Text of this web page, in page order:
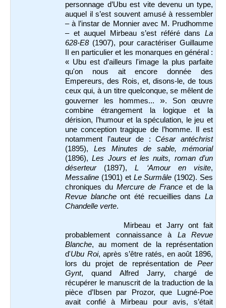
personnage d’Ubu est vite devenu un type,
auquel il s’est souvent amusé à ressembler
– à l’instar de Monnier avec M. Prudhomme
– et auquel Mirbeau s’est référé dans La
628-E8(1907), pour caractériser Guillaume
II en particulier et les monarques en général :
« Ubu est d’ailleurs l'image la plus parfaite
qu'on nous ait encore donnée des
Empereurs, des Rois, et, disons-le, de tous
ceux qui, à un titre quelconque, se mêlent de
gouverner les hommes...
». Son œuvre
combine étrangement la logique et la
dérision, l’humour et la spéculation, le jeu et
une conception tragique de l’homme. Il est
notamment l’auteur de :César antéchrist
(1895), Les Minutes de sable, mémorial
(1896),Les Jours et les nuits, roman d’un
déserteur(1897),L ‘Amour en visite,
Messaline (1901) et Le Surmâle (1902). Ses
chroniques du Mercure de France et de la
Revue blancheont été recueillies dansLa
Chandelle verte.
Mirbeau et Jarry ont fait
probablement connaissance à La Revue
Blanche, au moment de la représentation
d'Ubu Roi, après s’être ratés, en août 1896,
lors du projet de représentation de Peer
Gynt, quand Alfred Jarry, chargé de
récupérer le manuscrit de la traduction de la
pièce d’Ibsen par Prozor, que Lugné-Poe
avait confié à Mirbeau pour avis, s’était